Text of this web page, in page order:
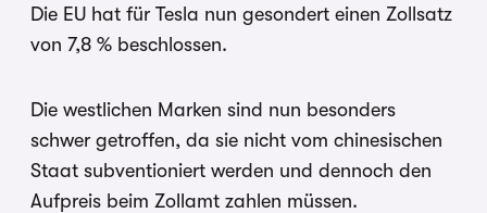
Die EU hat für Tesla nun gesondert einen Zollsatz
von 7,8 % beschlossen.
Die westlichen Marken sind nun besonders
schwer getroffen, da sie nicht vom chinesischen
Staat subventioniert werden und dennoch den
Aufpreis beim Zollamt zahlen müssen.